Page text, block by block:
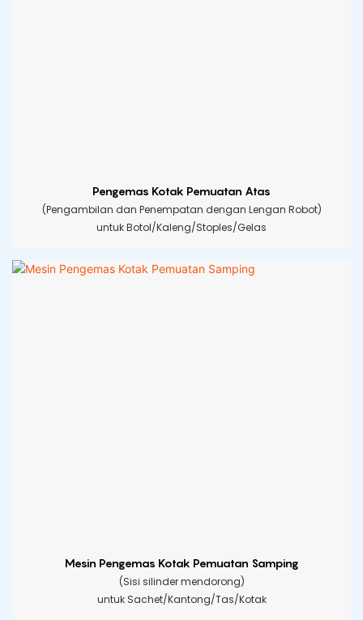
Pengemas Kotak Pemuatan Atas
(Pengambilan dan Penempatan dengan Lengan Robot)
untuk Botol/Kaleng/Stoples/Gelas
Mesin Pengemas Kotak Pemuatan Samping
(Sisi silinder mendorong)
untuk Sachet/Kantong/Tas/Kotak